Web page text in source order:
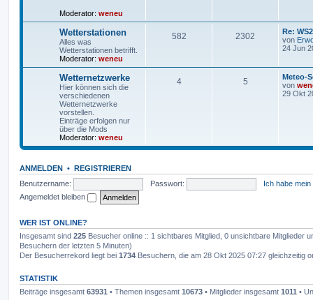
Moderator: weneu
Wetterstationen
Alles was
Wetterstationen betrifft.
Moderator: weneu
582 2302
Re:
von
24 Jun
Wetternetzwerke
Hier können sich die
verschiedenen
Wetternetzwerke
vorstellen.
Einträge erfolgen nur
über die Mods
Moderator: weneu
4 5
Meteo-
von
29 Okt
ANMELDEN • REGISTRIEREN
Benutzername:
Passwort:
Ich habe
Angemeldet bleiben
WER IST ONLINE?
Insgesamt sind 225 Besucher online :: 1 sichtbares Mitglied, 0 unsichtbare Mitglieder
Besuchern der letzten 5 Minuten)
Der Besucherrekord liegt bei 1734 Besuchern, die am 28 Okt 2025 07:27 gleichzeitig
STATISTIK
Beiträge insgesamt 63931 • Themen insgesamt 10673 • Mitglieder insgesamt 1011 •